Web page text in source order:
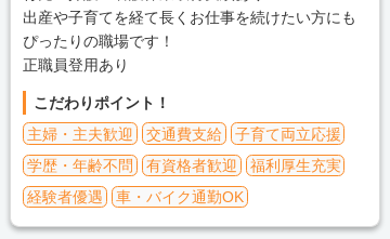
出産や子育てを経て長くお仕事を続けたい方にも
ぴったりの職場です！
正職員登用あり
こだわりポイント！
主婦・主夫歓迎
交通費支給
子育て両立応援
学歴・年齢不問
有資格者歓迎
福利厚生充実
経験者優遇
車・バイク通勤OK